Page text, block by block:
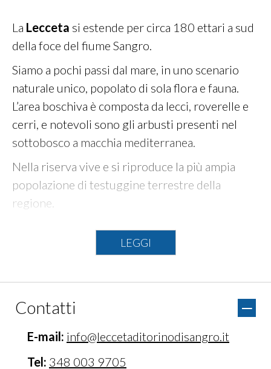
La Lecceta si estende per circa 180 ettari a sud
della foce del fiume Sangro.
Siamo a pochi passi dal mare, in uno scenario
naturale unico, popolato di sola flora e fauna.
L’area boschiva è composta da lecci, roverelle e
cerri, e notevoli sono gli arbusti presenti nel
sottobosco a macchia mediterranea.
Nella riserva vive e si riproduce la più ampia
popolazione di testuggine terrestre della
regione.
Due i percorsi fruibili per i visitatori, a piedi e in
mountain bike: il percorso natura e il percorso
picnic attrezzata e un punto ristoro presso il
centro visite.
e il giardino Mediterraneo.
Noleggio + Info point – Cicloescursioni –
LEGGI
Contatti
E-mail: info@leccetaditorinodisangro.it
Tel: 348 003 9705